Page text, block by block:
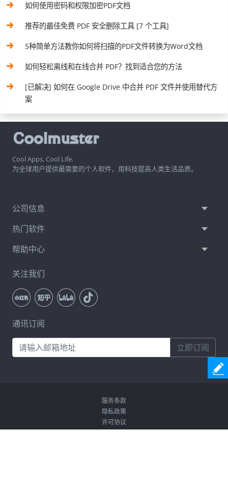
如何使用密码和权限加密PDF文档
推荐的最佳免费 PDF 安全删除工具 [7 个工具]
5种简单方法教你如何将扫描的PDF文件转换为Word文档
如何轻松离线和在线合并 PDF？找到适合您的方法
[已解决] 如何在 Google Drive 中合并 PDF 文件并使用替代方
案
Cool Apps, Cool Life.
为全球用户提供最需要的个人软件，用科技提高人类生活品质。
公司信息
热门软件
帮助中心
关注我们
通讯订阅
立即订阅
服务条款
隐私政策
许可协议